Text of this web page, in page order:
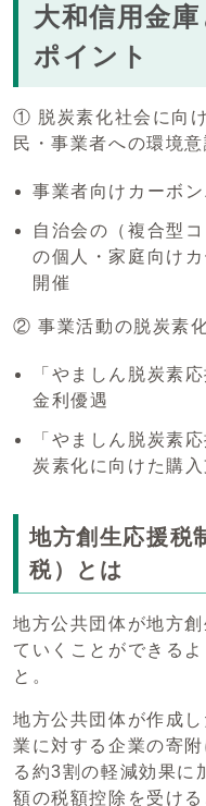
大和信用金
ポイント
① 脱炭素化社会に向
民・事業者への環境
事業者向けカーボ
自治会の（複合型
の個人・家庭向け
開催
② 事業活動の脱炭素
「やましん脱炭素
金利優遇
「やましん脱炭素
炭素化に向けた購入
地方創生応援税
税）とは
地方公共団体が地方
ていくことができる
と。
地方公共団体が作成
業に対する企業の寄
る約3割の軽減効果に
額の税額控除を受け